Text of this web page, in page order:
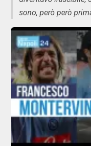
sono, però però